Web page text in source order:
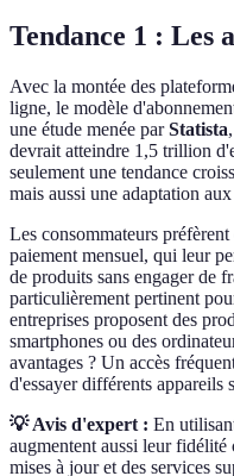
Tendance 1 : Les
Avec la montée des
ligne, le modèle
une étude menée parStatista
devrait atteindre 1,5 trillion
seulement une tendance
mais aussi une adaptation
Les consommateurs
paiement mensuel, qui leur
de produits sans engager de
particulièrement pertinent
entreprises proposent des
smartphones ou des
avantages ? Un accès
d'essayer différents appareils
💡 Avis d'expert : En
augmentent aussi leur
mises à jour et des services